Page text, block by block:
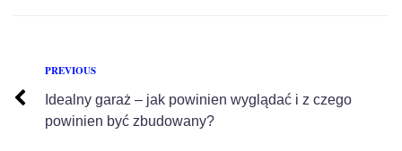
PREVIOUS
Idealny garaż – jak powinien wyglądać i z czego
powinien być zbudowany?